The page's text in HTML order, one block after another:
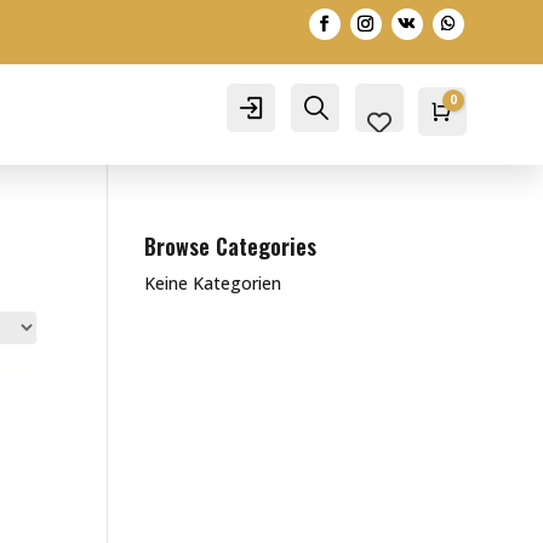
Account Search 0
Browse Categories
Keine Kategorien